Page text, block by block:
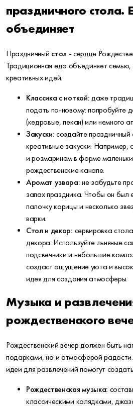
праздничного стола.
объединяет
Праздничный стол - сердце
Традиционная еда объединяет семью,
креативных идей.
Классика с ноткой: даже
подать по-новому: попробуйте
(кедровые, пекан) или немного
Закуски: создайте праздничный
креативные закуски.
и розмарином в форме
рождественские канапе.
Аромат узвара: не забудьте
запах праздника. Чтобы он был
палочку корицы и несколько
варки.
Стол и декор: сервировка
декора. Используйте льняные
подсвечники и небольшие
создаст ощущение уюта и
идея для создания атмосферы.
Музыка и
рождественского
Рождественский вечер должен быть
подарками, но и атмосферой
идеи для развлечений помогут
Рождественская музыка:
классическими колядками,